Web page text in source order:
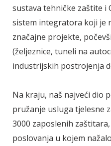
sustava tehničke zaštite i
sistem integratora koji je
značajne projekte,
(željeznice, tuneli na
industrijskih postrojenja
Na kraju, naš najveći dio
pružanje usluga tjelesne
3000 zaposlenih
poslovanja u kojem